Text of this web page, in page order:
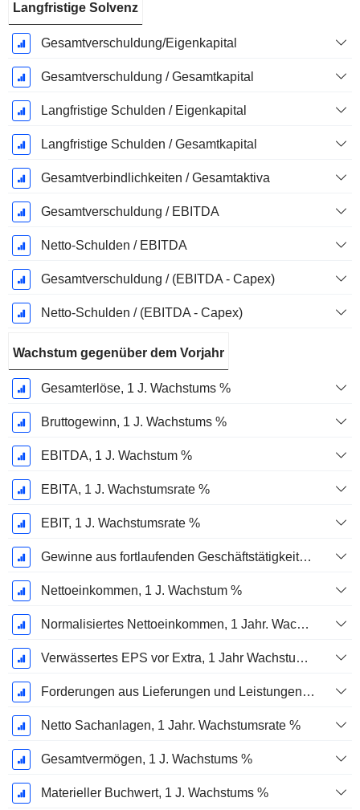
Langfristige Solvenz
Gesamtverschuldung/Eigenkapital
Gesamtverschuldung / Gesamtkapital
Langfristige Schulden / Eigenkapital
Langfristige Schulden / Gesamtkapital
Gesamtverbindlichkeiten / Gesamtaktiva
Gesamtverschuldung / EBITDA
Netto-Schulden / EBITDA
Gesamtverschuldung / (EBITDA - Capex)
Netto-Schulden / (EBITDA - Capex)
Wachstum gegenüber dem Vorjahr
Gesamterlöse, 1 J. Wachstums %
Bruttogewinn, 1 J. Wachstums %
EBITDA, 1 J. Wachstum %
EBITA, 1 J. Wachstumsrate %
EBIT, 1 J. Wachstumsrate %
Gewinne aus fortlaufenden Geschäftstätigkeiten, 1 Jahr Wachstumsrate %
Nettoeinkommen, 1 J. Wachstum %
Normalisiertes Nettoeinkommen, 1 Jahr. Wachstums %
Verwässertes EPS vor Extra, 1 Jahr Wachstumsrate %
Forderungen aus Lieferungen und Leistungen, 1 Jahr Wachstum %
Netto Sachanlagen, 1 Jahr. Wachstumsrate %
Gesamtvermögen, 1 J. Wachstums %
Materieller Buchwert, 1 J. Wachstums %